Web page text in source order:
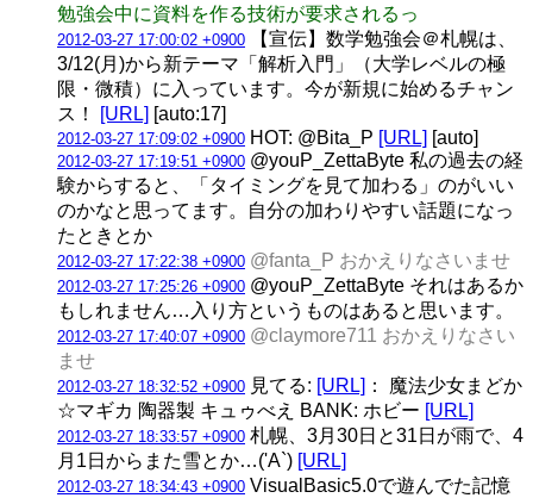
勉強会中に資料を作る技術が要求されるっ
2012-03-27 17:00:02 +0900 【宣伝】数学勉強会＠札幌は、
3/12(月)から新テーマ「解析入門」（大学レベルの極
限・微積）に入っています。今が新規に始めるチャン
ス！
[URL] [auto:17]
2012-03-27 17:09:02 +0900 HOT: @Bita_P [URL] [auto]
2012-03-27 17:19:51 +0900 @youP_ZettaByte 私の過去の経
験からすると、「タイミングを見て加わる」のがいい
のかなと思ってます。自分の加わりやすい話題になっ
たときとか
2012-03-27 17:22:38 +0900 @fanta_P おかえりなさいませ
2012-03-27 17:25:26 +0900 @youP_ZettaByte それはあるか
もしれません…入り方というものはあると思います。
2012-03-27 17:40:07 +0900 @claymore711 おかえりなさい
ませ
2012-03-27 18:32:52 +0900 見てる: [URL] ： 魔法少女まどか
☆マギカ 陶器製 キュゥべえ BANK: ホビー [URL]
2012-03-27 18:33:57 +0900 札幌、3月30日と31日が雨で、4
月1日からまた雪とか…('A`) [URL]
2012-03-27 18:34:43 +0900 VisualBasic5.0で遊んでた記憶